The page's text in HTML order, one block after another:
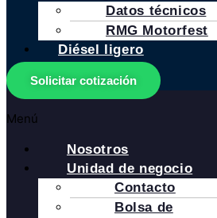
Datos técnicos
RMG Motorfest
Diésel ligero
Solicitar cotización
Menú
Nosotros
Unidad de negocio
Contacto
Bolsa de